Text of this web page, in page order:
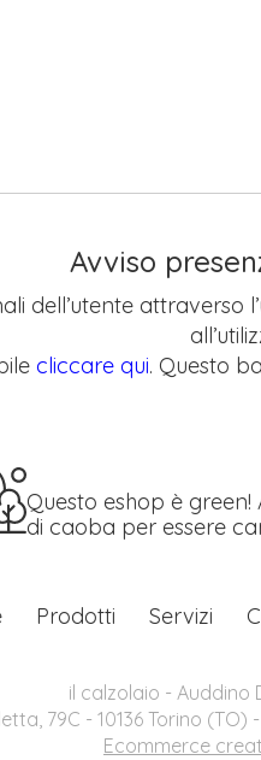
Avviso
dell’utente attraverso
cliccare qui. Questo
Questo eshop è
di caoba per essere
Prodotti Servizi
il calzolaio - Auddino
79C - 10136 Torino (TO)
Ecommerce